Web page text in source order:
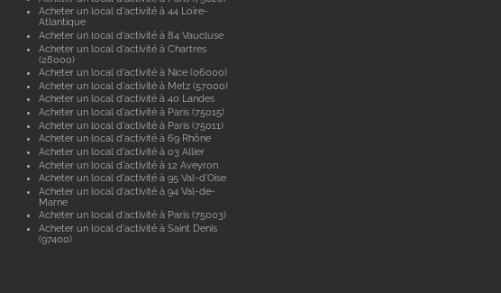
Acheter un local d'activité à 44 Loire-
Atlantique
Acheter un local d'activité à 84 Vaucluse
Acheter un local d'activité à Chartres
(28000)
Acheter un local d'activité à Nice (06000)
Acheter un local d'activité à Metz (57000)
Acheter un local d'activité à 40 Landes
Acheter un local d'activité à Paris (75015)
Acheter un local d'activité à Paris (75011)
Acheter un local d'activité à 69 Rhône
Acheter un local d'activité à 03 Allier
Acheter un local d'activité à 12 Aveyron
Acheter un local d'activité à 95 Val-d'Oise
Acheter un local d'activité à 94 Val-de-
Marne
Acheter un local d'activité à Paris (75003)
Acheter un local d'activité à Saint Denis
(97400)